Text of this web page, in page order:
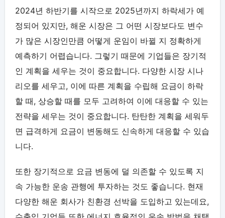
2024년 하반기를 시작으로 2025년까지 하락세가 예
정되어 있지만, 해운 시장은 그 어떤 시장보다도 변수
가 많은 시장인만큼 어떻게 운임이 바뀔 지 정확하게
예측하기 어렵습니다. 그렇기 때문에 기업들은 장기적
인 계획을 세우는 것이 중요합니다. 다양한 시장 시나
리오를 세우고, 이에 따른 계획을 수립해 요금이 하락
할 때, 상승할 때를 모두 고려하여 이에 대응할 수 있는
전략을 세우는 것이 중요합니다. 탄탄한 계획을 세워두
면 급격하게 요금이 변동해도 신속하게 대응할 수 있습
니다.
또한 장기적으로 요금 변동에 덜 의존할 수 있도록 지
속 가능한 운송 관행에 투자하는 것도 좋습니다. 현재
다양한 해운 회사가 친환경 선박을 도입하고 있는데요,